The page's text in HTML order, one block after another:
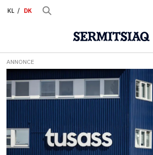
KL DK
Tag:
betalingssystem
ANNONCE